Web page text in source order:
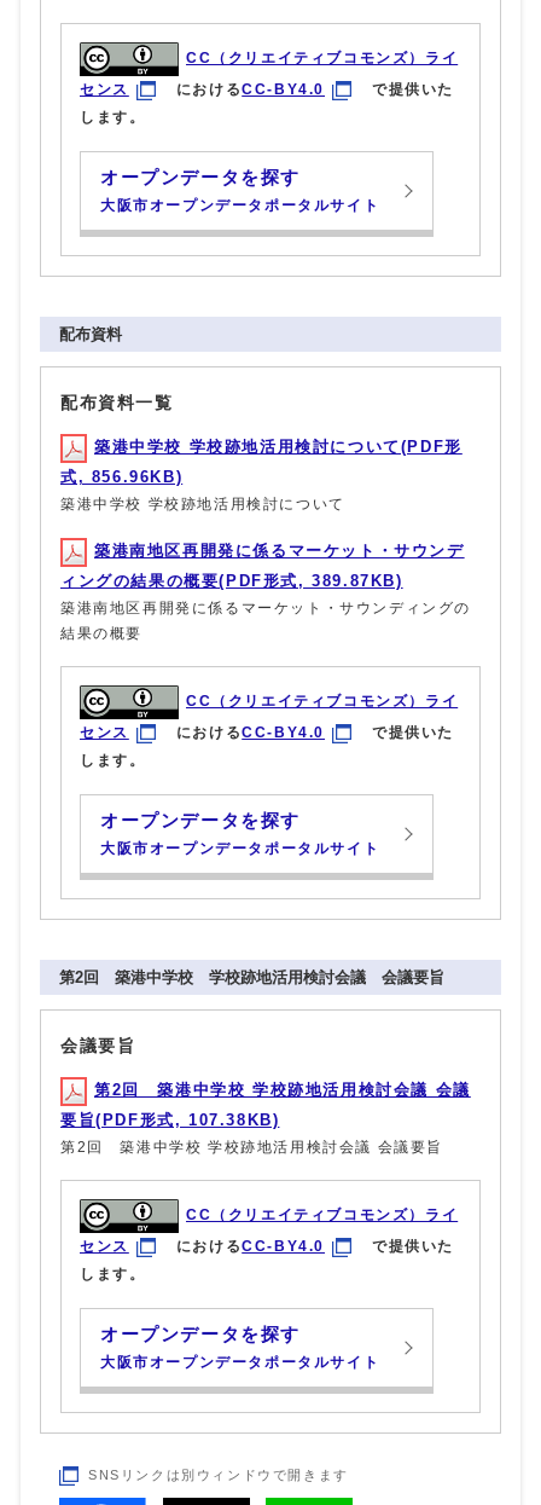
CC（クリエイティブコモンズ）ライ
センス
におけるCC-BY4.0
で提供いた
します。
オープンデータを探す
大阪市オープンデータポータルサイト
配布資料
配布資料一覧
築港中学校 学校跡地活用検討について(PDF形
式, 856.96KB)
築港中学校 学校跡地活用検討について
築港南地区再開発に係るマーケット・サウンデ
ィングの結果の概要(PDF形式, 389.87KB)
築港南地区再開発に係るマーケット・サウンディングの
結果の概要
CC（クリエイティブコモンズ）ライ
センス
におけるCC-BY4.0
で提供いた
します。
オープンデータを探す
大阪市オープンデータポータルサイト
第2回 築港中学校 学校跡地活用検討会議 会議要旨
会議要旨
第2回 築港中学校 学校跡地活用検討会議 会議
要旨(PDF形式, 107.38KB)
第2回 築港中学校 学校跡地活用検討会議 会議要旨
CC（クリエイティブコモンズ）ライ
センス
におけるCC-BY4.0
で提供いた
します。
オープンデータを探す
大阪市オープンデータポータルサイト
SNSリンクは別ウィンドウで開きます